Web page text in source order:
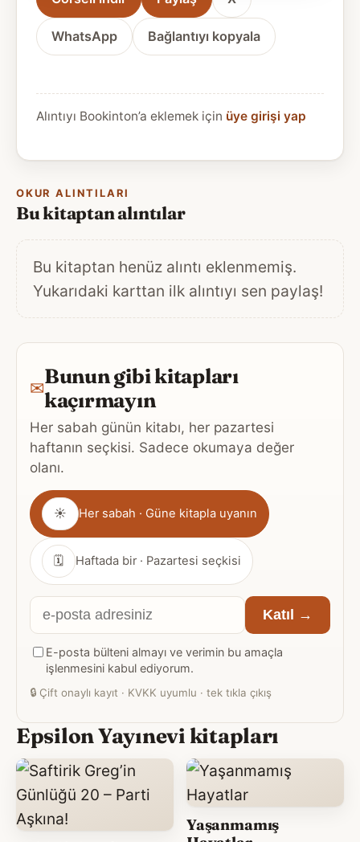
WhatsApp Bağlantıyı kopyala
Alıntıyı Bookinton’a eklemek için üye girişi yap
OKUR ALINTILARI
Bu kitaptan alıntılar
Bu kitaptan henüz alıntı eklenmemiş.
Yukarıdaki karttan ilk alıntıyı sen paylaş!
✉Bunun gibi kitapları
kaçırmayın
Her sabah günün kitabı, her pazartesi
haftanın seçkisi. Sadece okumaya değer
olanı.
Gönderim
sıklığı
☀ Her sabah · Güne kitapla uyanın
🗓 Haftada bir · Pazartesi seçkisi
E-
posta
adresiniz
Katıl →
E-posta bülteni almayı ve verimin bu amaçla
işlenmesini kabul ediyorum.
🔒 Çift onaylı kayıt · KVKK uyumlu · tek tıkla çıkış
Epsilon Yayınevi kitapları
Yaşanmamış